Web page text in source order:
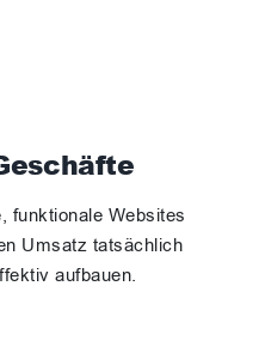
funktionale Websites
Umsatz tatsächlich
aufbauen.